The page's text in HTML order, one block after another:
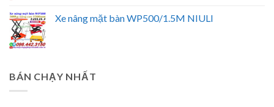
Xe nâng mặt bàn WP500/1.5M NIULI
BÁN CHẠY NHẤT